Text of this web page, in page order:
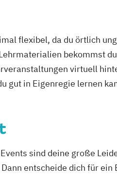
flexibel, da du örtlich
bekommst
virtuell
gut in Eigenregie lernen
sind deine große
entscheide dich für